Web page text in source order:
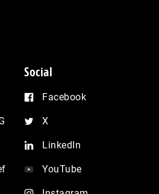
Social
Facebook
X
LinkedIn
YouTube